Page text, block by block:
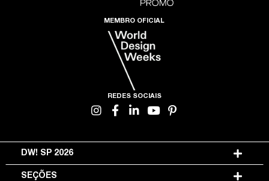
MEMBRO OFICIAL
REDES SOCIAIS
DW! SP 2026
SEÇÕES